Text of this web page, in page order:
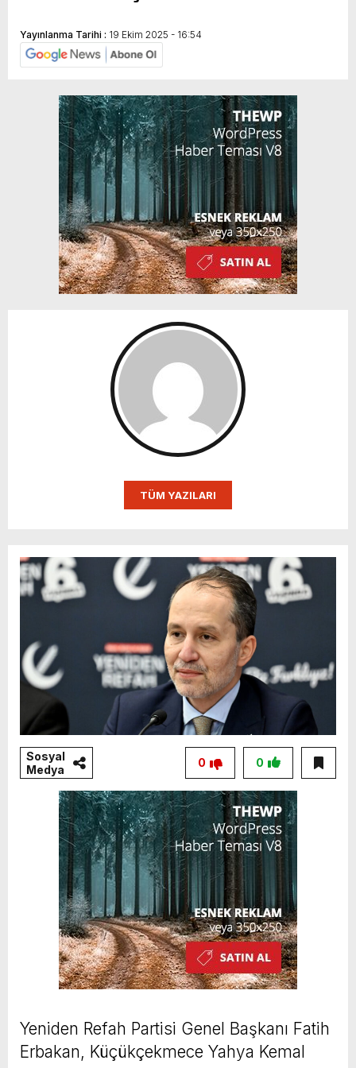
Yayınlanma Tarihi : 19 Ekim 2025 - 16:54
TÜM YAZILARI
Sosyal
Medya
0
0
Yeniden Refah Partisi Genel Başkanı Fatih
Erbakan, Küçükçekmece Yahya Kemal